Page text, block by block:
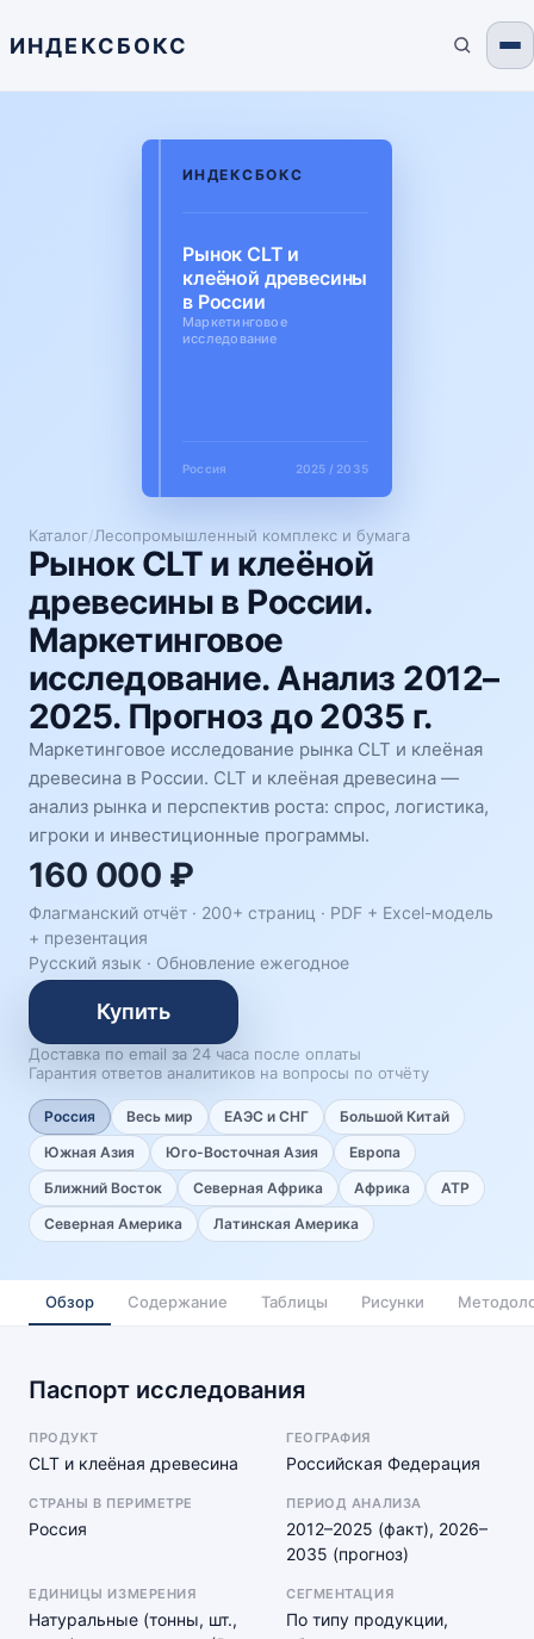
ИНДЕКСБОКС
Каталог/Лесопромышленный комплекс и бумага
Рынок CLT и клеёной
древесины в России.
Маркетинговое
исследование. Анализ 2012–
2025. Прогноз до 2035 г.
Маркетинговое исследование рынка CLT и клеёная
древесина в России. CLT и клеёная древесина —
анализ рынка и перспектив роста: спрос, логистика,
игроки и инвестиционные программы.
160 000 ₽
Флагманский отчёт · 200+ страниц · PDF + Excel-модель
+ презентация
Русский язык · Обновление ежегодное
Купить
Доставка по email за 24 часа после оплаты
Гарантия ответов аналитиков на вопросы по отчёту
Россия Весь мир ЕАЭС и СНГ
Большой Китай
Южная Азия
Юго-Восточная Азия
Европа
Ближний Восток
Северная Африка Африка
АТР
Северная Америка
Латинская Америка
ИНДЕКСБОКС
Рынок CLT и
клеёной древесины
в России
Маркетинговое
исследование
Россия 2025 / 2035
Обзор Содержание Таблицы Рисунки
Паспорт исследования
ПРОДУКТ
CLT и клеёная древесина
ГЕОГРАФИЯ
Российская Федерация
СТРАНЫ В ПЕРИМЕТРЕ
Россия
ПЕРИОД АНАЛИЗА
2012–2025 (факт), 2026–
2035 (прогноз)
ЕДИНИЦЫ ИЗМЕРЕНИЯ
Натуральные (тонны, шт.,
СЕГМЕНТАЦИЯ
По типу продукции,